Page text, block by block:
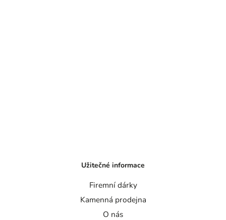
Užitečné informace
Firemní dárky
Kamenná prodejna
O nás